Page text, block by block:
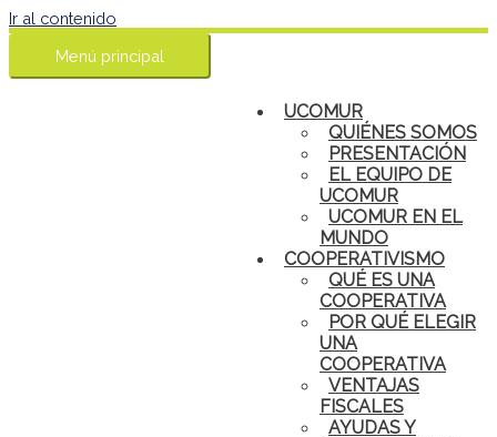
Ir al contenido
Menú principal
UCOMUR
QUIÉNES SOMOS
PRESENTACIÓN
EL EQUIPO DE
UCOMUR
UCOMUR EN EL
MUNDO
COOPERATIVISMO
QUÉ ES UNA
COOPERATIVA
POR QUÉ ELEGIR
UNA
COOPERATIVA
VENTAJAS
FISCALES
AYUDAS Y